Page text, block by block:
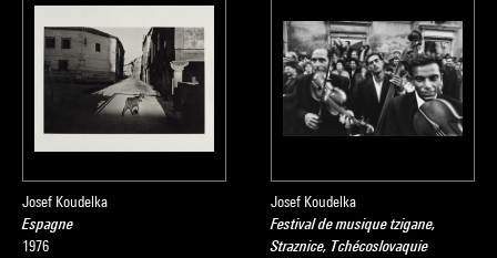
Josef Koudelka
Espagne
1976
Josef Koudelka
Festival de musique tzigane,
Straznice, Tchécoslovaquie